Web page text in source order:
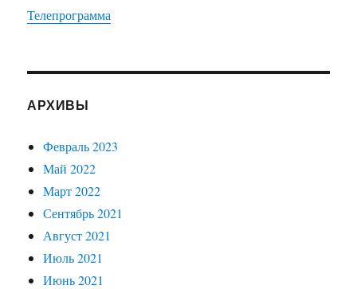
Телепрограмма
АРХИВЫ
Февраль 2023
Май 2022
Март 2022
Сентябрь 2021
Август 2021
Июль 2021
Июнь 2021